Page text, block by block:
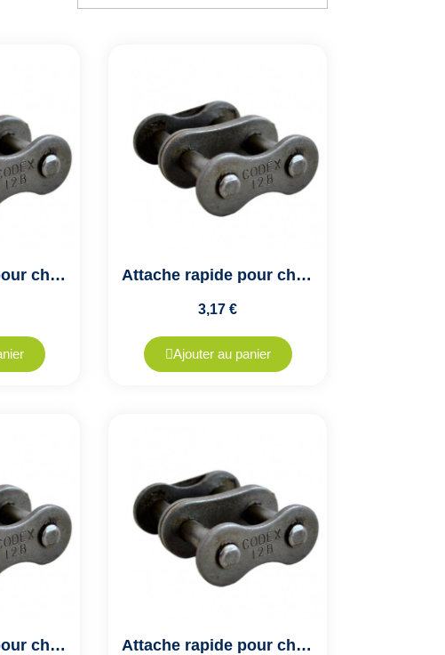
Attache rapide pour chaîne de transmission double ASA10A2 - Pas de 15.875mm Attache rapide pour chaîne de transmission double ASA12A2 - Pas de 19.05mm
3,17 €
Ajouter au panier
Attache rapide pour chaîne de transmission double ASA20A2 - Pas de 31.75mm Attache rapide pour chaîne de transmission double ASA24A2 - Pas de 38.10mm